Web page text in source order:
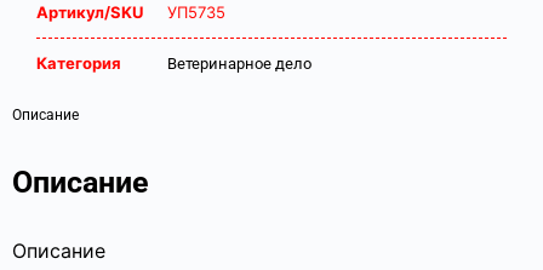
Артикул/SKU УП5735
Категория Ветеринарное дело
Описание
Описание
Описание